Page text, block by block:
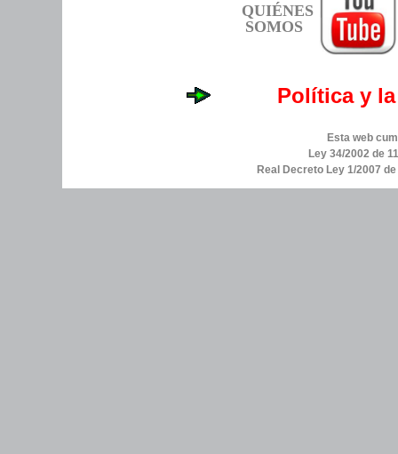
QUIÉNES
SOMOS
Política y
Esta web
Ley 34/2002 de
Real Decreto Ley 1/2007